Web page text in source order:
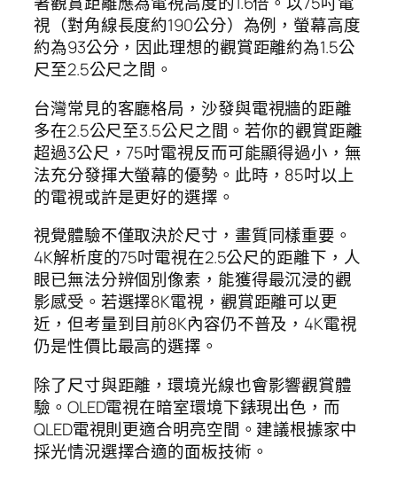
視（對角線長度約190公分）為例，螢幕高度
約為93公分，因此理想的觀賞距離約為1.5公
尺至2.5公尺之間。
台灣常見的客廳格局，沙發與電視牆的距離
多在2.5公尺至3.5公尺之間。若你的觀賞距離
超過3公尺，75吋電視反而可能顯得過小，無
法充分發揮大螢幕的優勢。此時，85吋以上
的電視或許是更好的選擇。
視覺體驗不僅取決於尺寸，畫質同樣重要。
4K解析度的75吋電視在2.5公尺的距離下，人
眼已無法分辨個別像素，能獲得最沉浸的觀
影感受。若選擇8K電視，觀賞距離可以更
近，但考量到目前8K內容仍不普及，4K電視
仍是性價比最高的選擇。
除了尺寸與距離，環境光線也會影響觀賞體
驗。OLED電視在暗室環境下錶現出色，而
QLED電視則更適合明亮空間。建議根據家中
採光情況選擇合適的面板技術。